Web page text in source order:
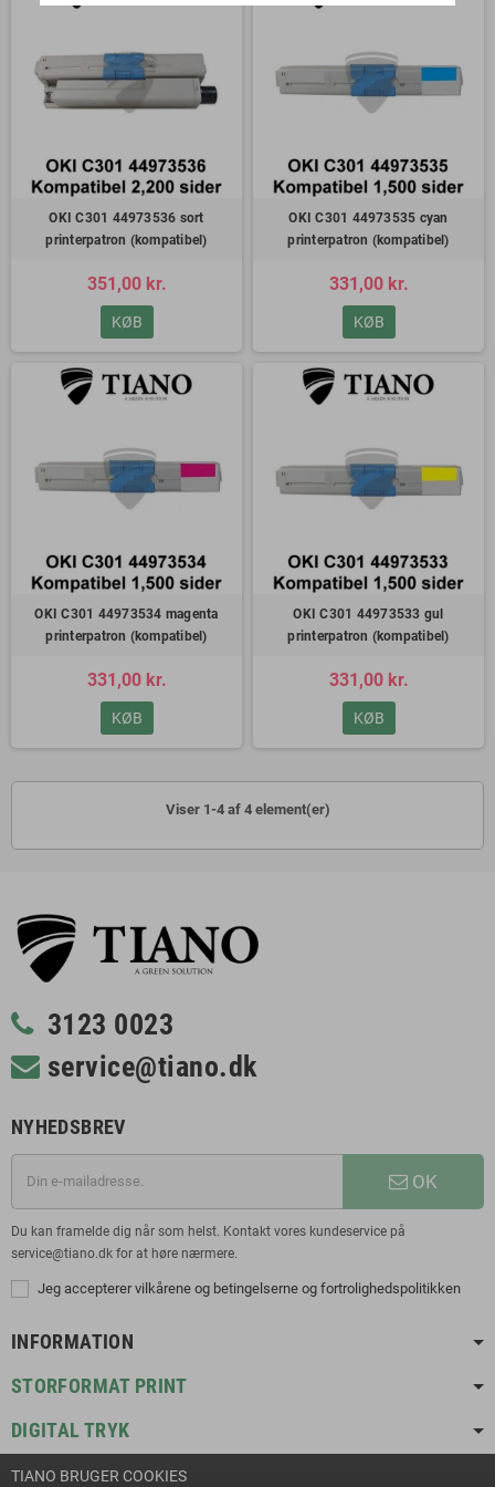
OKI C301 44973536 sort
printerpatron (kompatibel)
351,00 kr.
KØB
OKI C301 44973535 cyan
printerpatron (kompatibel)
331,00 kr.
KØB
OKI C301 44973534 magenta
printerpatron (kompatibel)
331,00 kr.
KØB
OKI C301 44973533 gul
printerpatron (kompatibel)
331,00 kr.
KØB
Viser 1-4 af 4 element(er)
3123 0023
service@tiano.dk
NYHEDSBREV
OK
Du kan framelde dig når som helst. Kontakt vores kundeservice på
service@tiano.dk for at høre nærmere.
Jeg accepterer vilkårene og betingelserne og fortrolighedspolitikken
INFORMATION
STORFORMAT PRINT
DIGITAL TRYK
TIANO BRUGER COOKIES